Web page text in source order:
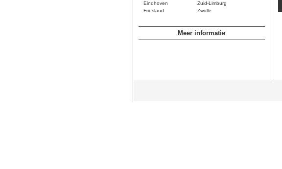
Eindhoven
Zuid-Limburg
Friesland
Zwolle
Meer informatie